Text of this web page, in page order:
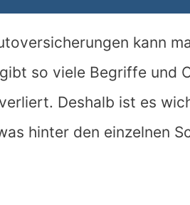
kann
so viele Begriffe und
Deshalb ist es
hinter den einzelnen